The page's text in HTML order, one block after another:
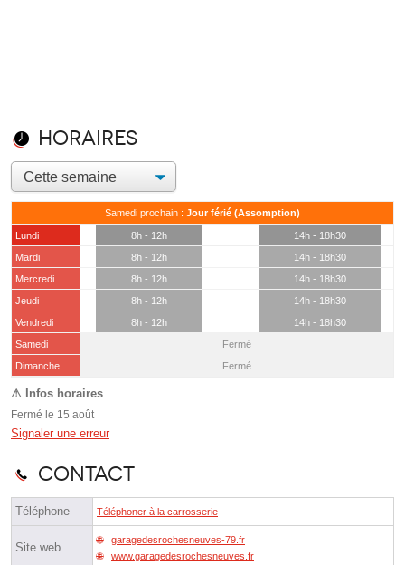
Horaires
Samedi prochain : Jour férié (Assomption)
Lundi 8h - 12h
14h - 18h30
Mardi
8h - 12h
14h - 18h30
Mercredi
8h - 12h
14h - 18h30
Jeudi
8h - 12h
14h - 18h30
Vendredi
8h - 12h
14h - 18h30
Samedi
(15 août)
Fermé
Dimanche
Fermé
Fermé le 15 août
Signaler une erreur
Contact
Téléphone Téléphoner à la carrosserie
Site web
garagedesrochesneuves-79.fr
www.garagedesrochesneuves.fr